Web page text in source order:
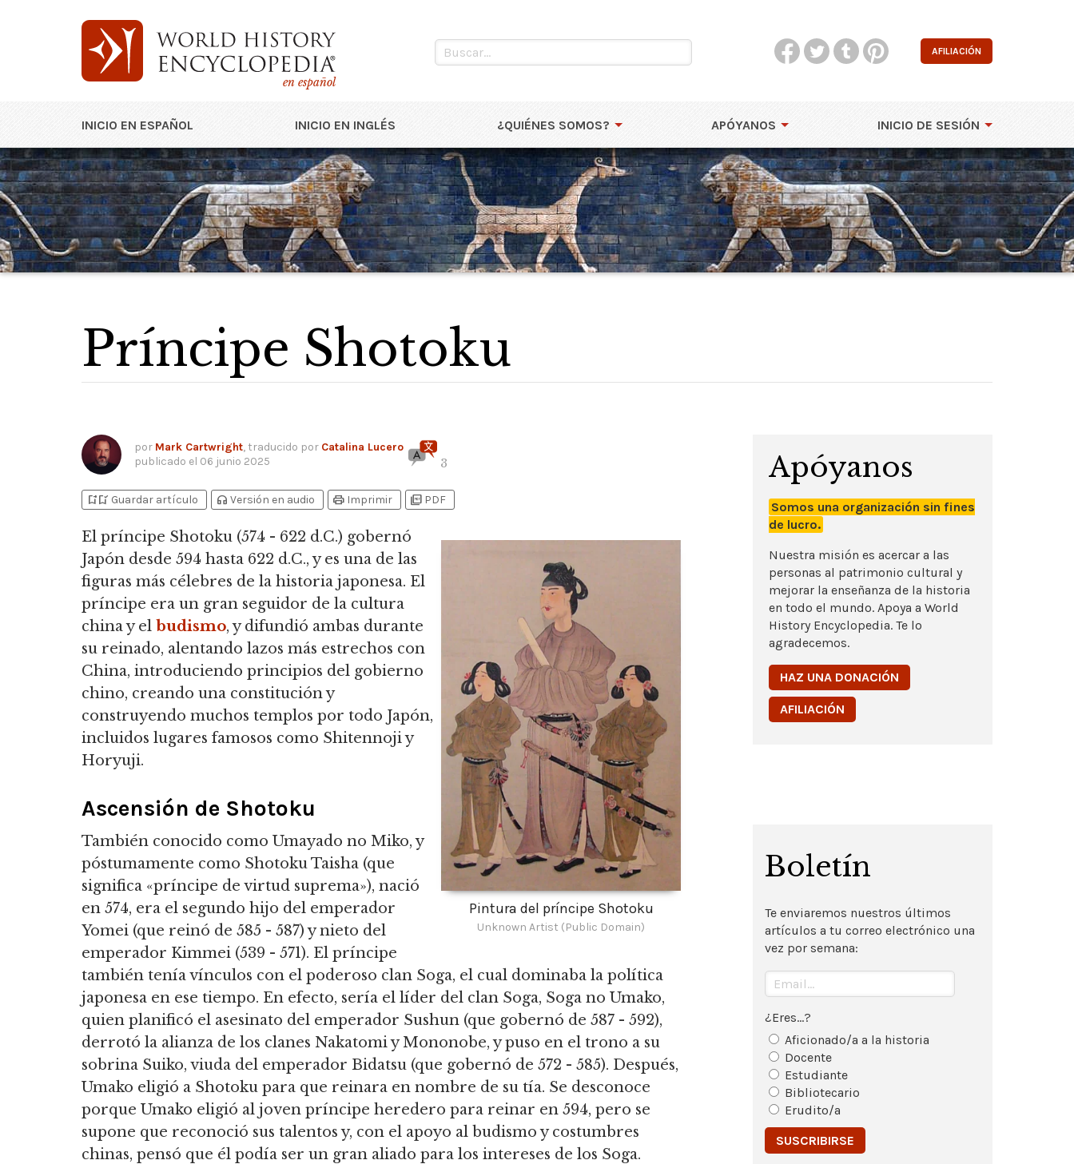
en español
AFILIACIÓN
INICIO EN ESPAÑOL INICIO EN INGLÉS ¿QUIÉNES SOMOS? APÓYANOS INICIO DE SESIÓN
Príncipe Shotoku
por Mark Cartwright, traducido por Catalina Lucero
publicado el 06 junio 2025 3
bookmark_addbookmark_added Guardar artículo headphones Versión en audio print Imprimir picture_as_pdf PDF
Pintura del príncipe Shotoku
Unknown Artist (Public Domain)
El príncipe Shotoku (574 - 622 d.C.) gobernó
Japón desde 594 hasta 622 d.C., y es una de las
figuras más célebres de la historia japonesa. El
príncipe era un gran seguidor de la cultura
china y el budismo, y difundió ambas durante
su reinado, alentando lazos más estrechos con
China, introduciendo principios del gobierno
chino, creando una constitución y
construyendo muchos templos por todo Japón,
incluidos lugares famosos como Shitennoji y
Horyuji.
Ascensión de Shotoku
También conocido como Umayado no Miko, y
póstumamente como Shotoku Taisha (que
significa «príncipe de virtud suprema»), nació
en 574, era el segundo hijo del emperador
Yomei (que reinó de 585 - 587) y nieto del
emperador Kimmei (539 - 571). El príncipe
también tenía vínculos con el poderoso clan Soga, el cual dominaba la política
japonesa en ese tiempo. En efecto, sería el líder del clan Soga, Soga no Umako,
quien planificó el asesinato del emperador Sushun (que gobernó de 587 - 592),
derrotó la alianza de los clanes Nakatomi y Mononobe,y puso en el trono a su
sobrina Suiko, viuda del emperador Bidatsu (que gobernó de 572 - 585). Después,
Umako eligió a Shotoku para que reinara en nombre de su tía. Se desconoce
porque Umako eligió al joven príncipe heredero para reinar en 594, pero se
supone que reconoció sus talentos y, con el apoyo al budismo y costumbres
chinas, pensó que él podía ser un gran aliado para los intereses de los Soga.
Apóyanos
Somos una organización sin fines
de lucro.
Nuestra misión es acercar a las
personas al patrimonio cultural y
mejorar la enseñanza de la historia
en todo el mundo. Apoya a World
History Encyclopedia. Te lo
agradecemos.
HAZ UNA DONACIÓN
AFILIACIÓN
Boletín
Te enviaremos nuestros últimos
artículos a tu correo electrónico una
vez por semana:
¿Eres...?
Aficionado/a a la historia
Docente
Estudiante
Bibliotecario
Erudito/a